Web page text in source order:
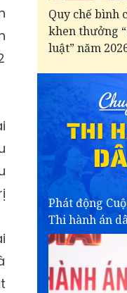
Quy chế bình
khen thưởng
luật” năm
Phát động
Thi hành án